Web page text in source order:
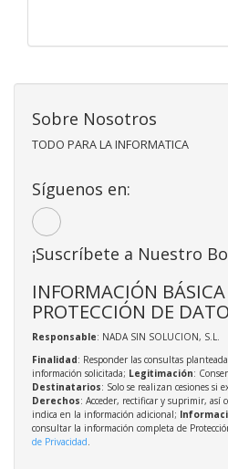
Sobre Nosotros
TODO PARA LA INFORMATICA
Síguenos en:
¡Suscríbete a Nuestro
INFORMACIÓN BÁSICA
PROTECCIÓN DE
Responsable: NADA SIN SOLUCION, S.L.
Finalidad: Responder las consultas
información solicitada; Legitimación:
Destinatarios: Solo se realizan cesiones si
Derechos: Acceder, rectificar y suprimir, así
indica en la información adicional;
consultar la información completa de
de Privacidad